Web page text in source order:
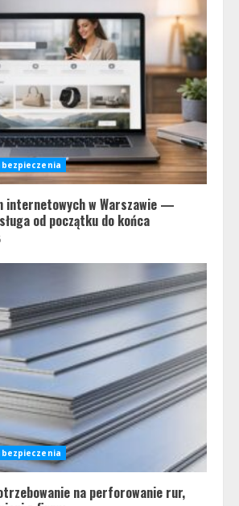
internetowych w Warszawie —
od początku do końca
na perforowanie rur,